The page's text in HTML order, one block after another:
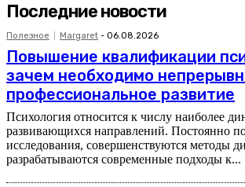
Последние новости
Полезное Margaret - 06.08.2026
Повышение квалификации
зачем необходимо
профессиональное развитие
Психология относится к числу наиболее
развивающихся направлений. Постоянно
исследования, совершенствуются методы
разрабатываются современные подходы к...